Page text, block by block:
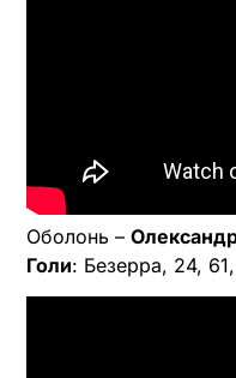
Оболонь –
Голи: Безерра, 24,